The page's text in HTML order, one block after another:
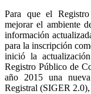
Para que el
mejorar el ambiente
información
para la inscripción
inició la
Registro Público de
año 2015 una
Registral (SIGER 2.0),